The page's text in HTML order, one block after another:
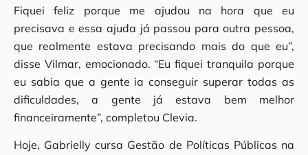
Fiquei feliz porque me ajudou na hora que eu
precisava e essa ajuda já passou para outra pessoa,
que realmente estava precisando mais do que eu”,
disse Vilmar, emocionado. “Eu fiquei tranquila porque
eu sabia que a gente ia conseguir superar todas as
dificuldades, a gente já estava bem melhor
financeiramente”, completou Clevia.
Hoje, Gabrielly cursa Gestão de Políticas Públicas na